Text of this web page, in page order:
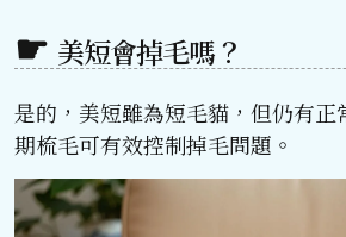
美短會掉毛嗎？
是的，美短雖為短毛貓，但仍有正
期梳毛可有效控制掉毛問題。